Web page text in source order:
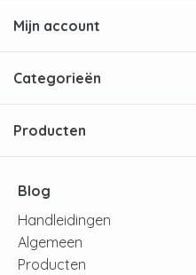
Mijn account
Categorieën
Producten
Blog
Handleidingen
Algemeen
Producten